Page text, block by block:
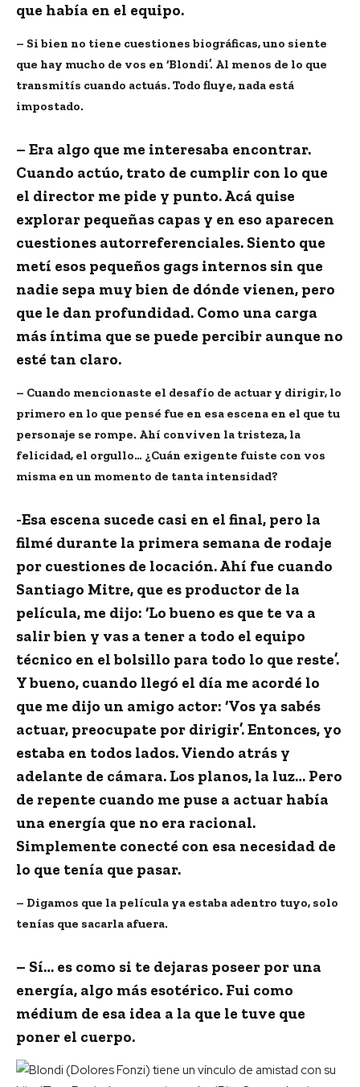
que había en el equipo.
– Si bien no tiene cuestiones biográficas, uno siente
que hay mucho de vos en ‘Blondi’. Al menos de lo que
transmitís cuando actuás. Todo fluye, nada está
impostado.
– Era algo que me interesaba encontrar.
Cuando actúo, trato de cumplir con lo que
el director me pide y punto. Acá quise
explorar pequeñas capas y en eso aparecen
cuestiones autorreferenciales. Siento que
metí esos pequeños gags internos sin que
nadie sepa muy bien de dónde vienen, pero
que le dan profundidad. Como una carga
más íntima que se puede percibir aunque no
esté tan claro.
– Cuando mencionaste el desafío de actuar y dirigir, lo
primero en lo que pensé fue en esa escena en el que tu
personaje se rompe. Ahí conviven la tristeza, la
felicidad, el orgullo… ¿Cuán exigente fuiste con vos
misma en un momento de tanta intensidad?
-Esa escena sucede casi en el final, pero la
filmé durante la primera semana de rodaje
por cuestiones de locación. Ahí fue cuando
Santiago Mitre, que es productor de la
película, me dijo: ‘Lo bueno es que te va a
salir bien y vas a tener a todo el equipo
técnico en el bolsillo para todo lo que reste’.
Y bueno, cuando llegó el día me acordé lo
que me dijo un amigo actor: ‘Vos ya sabés
actuar, preocupate por dirigir’. Entonces, yo
estaba en todos lados. Viendo atrás y
adelante de cámara. Los planos, la luz… Pero
de repente cuando me puse a actuar había
una energía que no era racional.
Simplemente conecté con esa necesidad de
lo que tenía que pasar.
– Digamos que la película ya estaba adentro tuyo, solo
tenías que sacarla afuera.
– Sí… es como si te dejaras poseer por una
energía, algo más esotérico. Fui como
médium de esa idea a la que le tuve que
poner el cuerpo.